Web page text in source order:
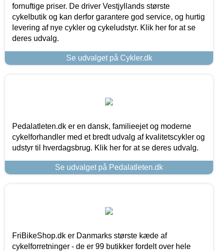
fornuftige priser. De driver Vestjyllands største
cykelbutik og kan derfor garantere god service, og hurtig
levering af nye cykler og cykeludstyr. Klik her for at se
deres udvalg.
Se udvalget på Cykler.dk
Pedalatleten.dk er en dansk, familieejet og moderne
cykelforhandler med et bredt udvalg af kvalitetscykler og
udstyr til hverdagsbrug. Klik her for at se deres udvalg.
Se udvalget på Pedalatleten.dk
FriBikeShop.dk er Danmarks største kæde af
cykelforretninger - de er 99 butikker fordelt over hele